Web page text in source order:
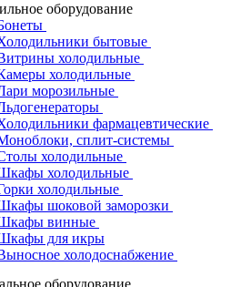
оборудование
бытовые
холодильные
холодильные
морозильные
фармацевтические
сплит-системы
холодильные
холодильные
холодильные
шоковой заморозки
винные
для икры
холодоснабжение
оборудование